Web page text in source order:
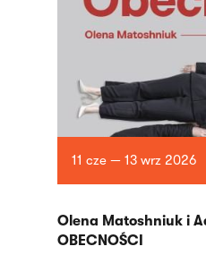
11 cze — 13 wrz 2026
Olena Matoshniuk i
OBECNOŚCI